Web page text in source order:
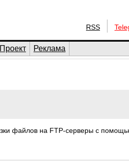
RSS
Проект Реклама
файлов на FTP-серверы с